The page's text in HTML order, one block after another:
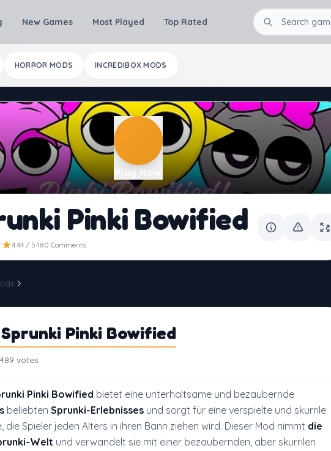
New Games Most Played Top Rated
HORROR MODS INCREDIBOX MODS
Play Now
Pinki Bowified
4.44 / 5·180 Comments
Pinki Bowified
votes
Pinki Bowified bietet eine unterhaltsame und bezaubernde
beliebten Sprunki-Erlebnisses und sorgt für eine verspielte und skurrile
die Spieler jeden Alters in ihren Bann ziehen wird. Dieser Mod nimmt die
Welt und verwandelt sie mit einer bezaubernden, aber skurrilen